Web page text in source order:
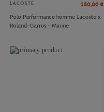
LACOSTE 150,00 €
Polo Performance homme Lacoste x
Roland-Garros - Marine